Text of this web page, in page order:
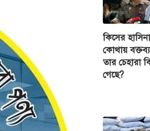
কিসের
কোথায়
তার চেহারা
গেছে?